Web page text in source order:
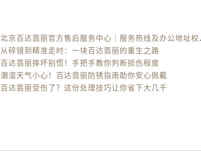
北京百达翡
从碎镜到精准走时：一块百达翡丽的重生之路
百达翡丽摔坏别慌！手把手教你判断损伤程度
潮湿天气小心！百达翡丽防锈指南助你安心佩戴
百达翡丽受伤了？这份处理技巧让你省下大几千